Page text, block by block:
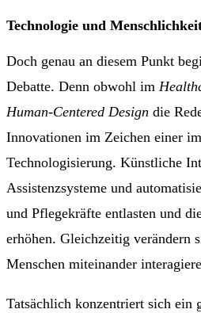
Technologie und
Doch genau an diesem Punkt
Debatte. Denn obwohl im
Human-Centered Design die
Innovationen im Zeichen einer
Technologisierung. Künstliche
Assistenzsysteme und
und Pflegekräfte entlasten und
erhöhen. Gleichzeitig verändern
Menschen miteinander
Tatsächlich konzentriert sich ein